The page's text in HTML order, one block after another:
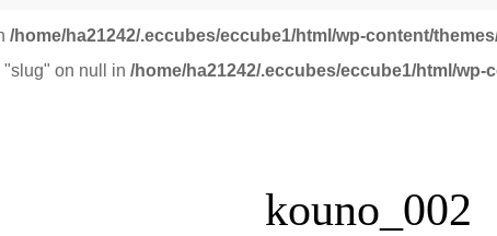
/home/ha21242/.eccubes/eccube1/html/wp-content/
"slug" on null in /home/ha21242/.eccubes/eccube1/html/
kouno_002